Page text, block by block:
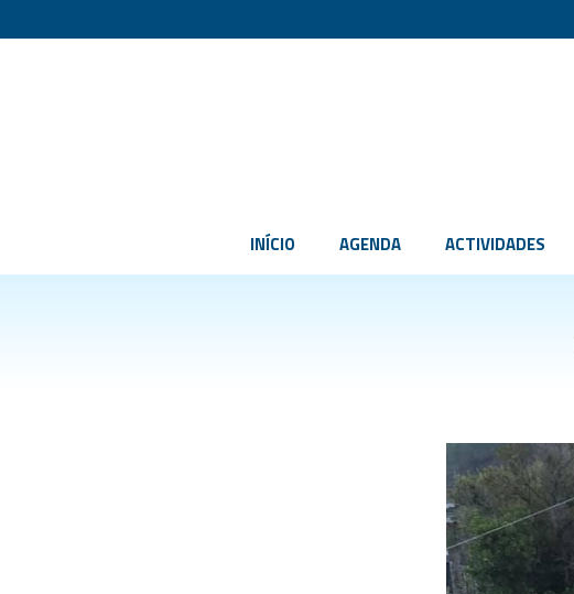
INÍCIO AGENDA ACTIVIDADES